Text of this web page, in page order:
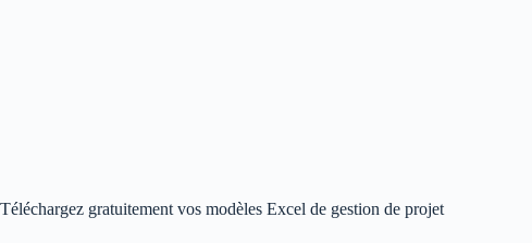
Téléchargez gratuitement vos modèles Excel de gestion de projet